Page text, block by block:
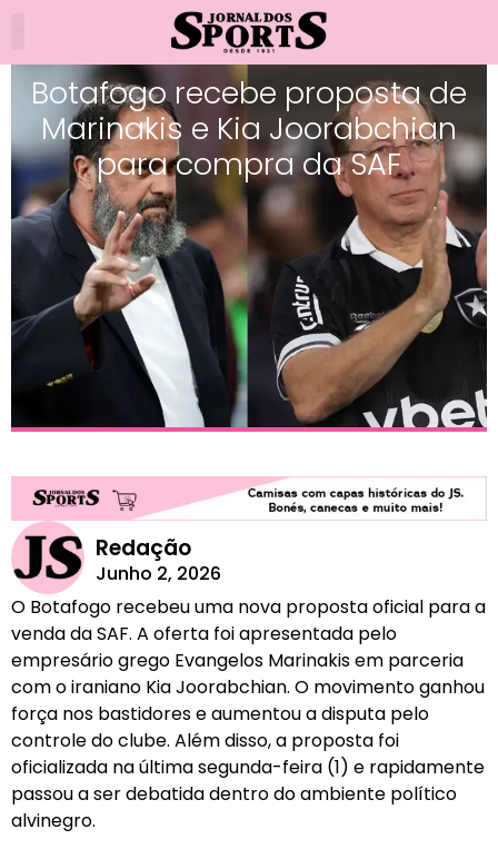
Botafogo recebe proposta de
Marinakis e Kia Joorabchian
para compra da SAF
Redação
Junho 2, 2026
O Botafogo recebeu uma nova proposta oficial para a
venda da SAF. A oferta foi apresentada pelo
empresário grego Evangelos Marinakis em parceria
com o iraniano Kia Joorabchian. O movimento ganhou
força nos bastidores e aumentou a disputa pelo
controle do clube. Além disso, a proposta foi
oficializada na última segunda-feira (1) e rapidamente
passou a ser debatida dentro do ambiente político
alvinegro.